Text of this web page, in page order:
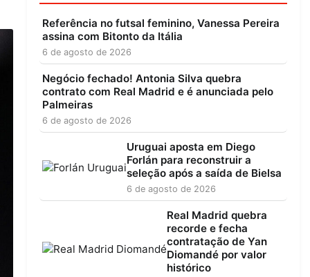
Referência no futsal feminino, Vanessa Pereira
assina com Bitonto da Itália
6 de agosto de 2026
Negócio fechado! Antonia Silva quebra
contrato com Real Madrid e é anunciada pelo
Palmeiras
6 de agosto de 2026
Uruguai aposta em Diego
Forlán para reconstruir a
seleção após a saída de Bielsa
6 de agosto de 2026
Real Madrid quebra
recorde e fecha
contratação de Yan
Diomandé por valor
histórico